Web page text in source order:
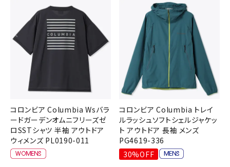
コロンビア Columbia Wsバラ
ードガーデンオムニフリーズゼ
ロSSTシャツ 半袖 アウトドア
ウィメンズ PL0190-011
コロンビア Columbia トレイ
ルラッシュソフトシェルジャケッ
ト アウトドア 長袖 メンズ
PG4619-336
30%OFF